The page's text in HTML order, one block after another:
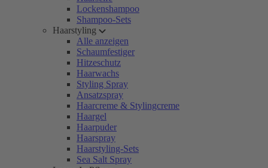
Lockenshampoo
Shampoo-Sets
Haarstyling
Alle anzeigen
Schaumfestiger
Hitzeschutz
Haarwachs
Styling Spray
Ansatzspray
Haarcreme & Stylingcreme
Haargel
Haarpuder
Haarspray
Haarstyling-Sets
Sea Salt Spray